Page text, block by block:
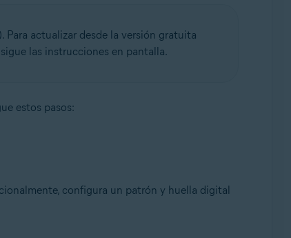
actualizar desde la versión gratuita
las instrucciones en pantalla.
estos pasos:
configura un patrón y huella digital